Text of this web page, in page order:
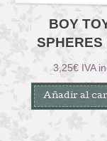
BOY
SPHERES
3,25€ IVA
Añadir al